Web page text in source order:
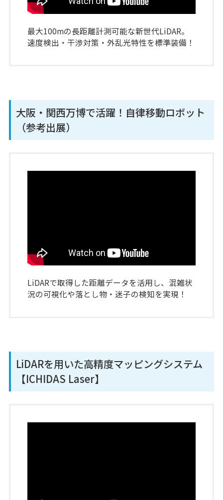
最大100mの長距離計測可能な新世代LiDAR。
速度検出・干渉対策・外乱光特性を標準装備！
大阪・関西万博で活躍！自律移動ロボット
（参考出展）
LiDARで取得した距離データを活用し、混雑状
況の可視化や落とし物・迷子の検知を実現！
LiDARを用いた高精度マッピングシステム
【ICHIDAS Laser】